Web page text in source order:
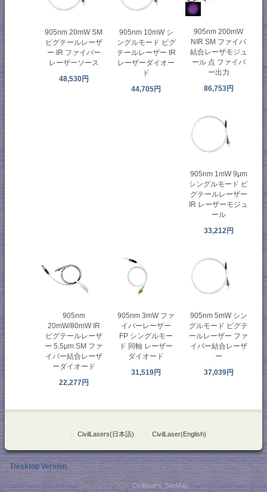
905nm 20mW SM
ピグテールレーザ
ー IR ファイバー
レーザーソース
48,530円
905nm 10mW シ
ングルモード ピグ
テールレーザー IR
レーザーダイオー
ド
44,705円
905nm 200mW
NIR SM ファイバ
結合レーザモジュ
ール 点 ファイバ
ー出力
86,753円
905nm 1mW 9μm
シングルモード ピ
グテールレーザー
IR レーザーモジュ
ール
33,212円
905nm
20mW/80mW IR
ピグテールレーザ
ー 5.5μm SM ファ
イバー結合レーザ
ーダイオード
22,277円
905nm 3mW ファ
イバーレーザー
FP シングルモー
ド 同軸 レーザー
ダイオード
31,519円
905nm 5mW シン
グルモード ピグテ
ールレーザー ファ
イバー結合レーザ
ー
37,039円
:: CivilLasers(日本語) :: CivilLaser(English)
Desktop Version
Copyright © 2026Civillasers. SiteMap